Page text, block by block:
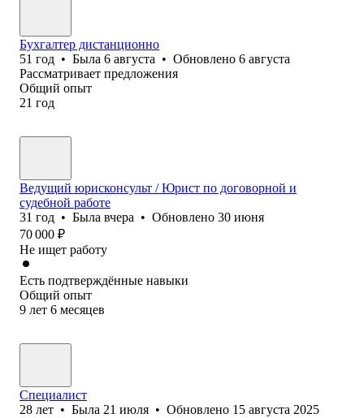
Бухгалтер дистанционно
51 год • Была 6 августа • Обновлено 6 августа
Рассматривает предложения
Общий опыт
21 год
Ведущий юрисконсульт / Юрист по договорной и
судебной работе
31 год • Была вчера • Обновлено 30 июня
70 000 ₽
Не ищет работу
Есть подтверждённые навыки
Общий опыт
9 лет 6 месяцев
Специалист
28 лет • Была 21 июля • Обновлено 15 августа 2025